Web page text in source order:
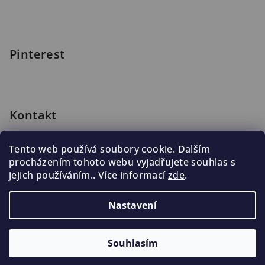
Tento web používá soubory cookie. Dalším
procházením tohoto webu vyjadřujete souhlas s
jejich používáním.. Více informacízde.
Nastavení
Souhlasím
Pinterest
Kontakt
222 316 990
776 019 998, 602 537 625
Copyright 2026Blomus.cz. Všechna práva vyhrazena.
Vytvořil Shoptet